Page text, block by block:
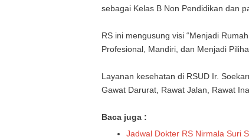
sebagai Kelas B Non Pendidikan dan
RS ini mengusung visi “Menjadi
Profesional, Mandiri, dan Menjadi
Layanan kesehatan di RSUD Ir.
Gawat Darurat, Rawat Jalan, Rawat
Baca juga :
Jadwal Dokter RS Nirmala Suri